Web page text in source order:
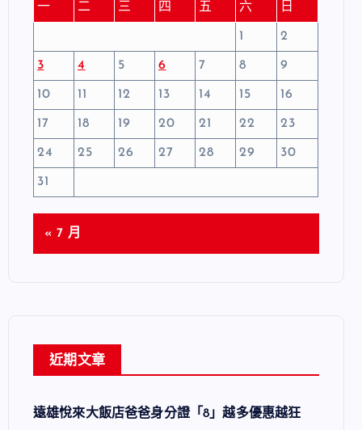
一
二 三 四 五 六 日
1 2
3 4 5 6 7 8 9
10 11 12 13 14 15 16
17 18 19 20 21 22 23
24 25 26 27 28 29 30
31
« 7 月
近期文章
遠雄悅來大飯店爸爸身分證「8」越多優惠越狂